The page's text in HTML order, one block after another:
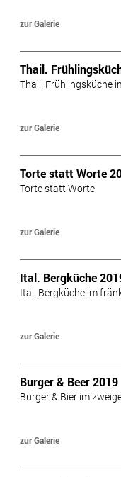
zur Galerie
Thail.
Thail. Frühlingsküche
zur Galerie
Torte statt Worte
Torte statt Worte
zur Galerie
Ital. Bergküche
Ital. Bergküche im
zur Galerie
Burger & Beer 2019
Burger & Bier im
zur Galerie